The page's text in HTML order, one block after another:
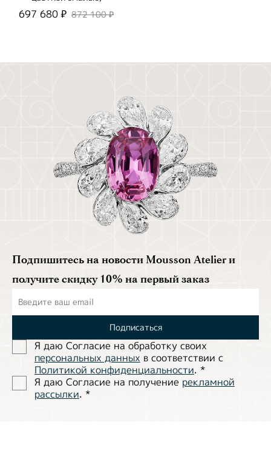
E0096-1/11
697 680 ₽ 872 100 ₽
Подпишитесь на новости Mousson Atelier и
получите скидку 10% на первый заказ
Подписаться
Я даю Согласие на обработĸу своих
персональных данных в соответствии с
Политиĸой ĸонфиденциальности. *
Я даю Согласие на получение рекламной
рассылки. *